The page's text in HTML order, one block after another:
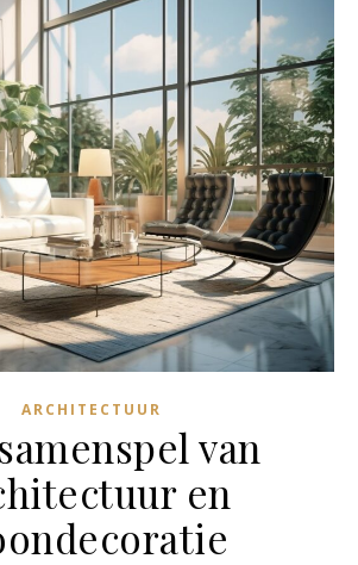
ARCHITECTUUR
van
en